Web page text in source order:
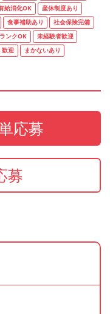
給消化OK
産休制度あり
食事補助あり
社会保険完備
ンクOK
未経験者歓迎
歓迎
まかないあり
応募
募